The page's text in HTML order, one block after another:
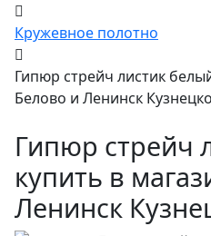
Кружевное полотно
Гипюр стрейч листик
Белово и Ленинск
Гипюр стрейч
купить в
Ленинск